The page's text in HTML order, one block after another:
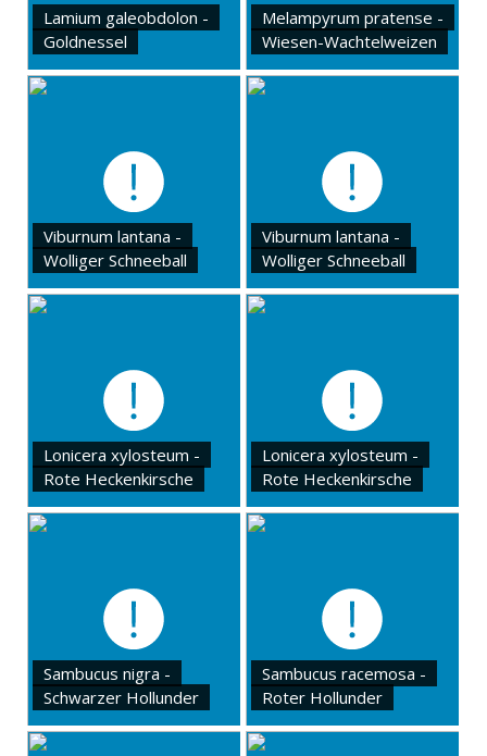
Lamium galeobdolon -
Goldnessel
Melampyrum pratense -
Wiesen-Wachtelweizen
Viburnum lantana -
Wolliger Schneeball
Viburnum lantana -
Wolliger Schneeball
Lonicera xylosteum -
Rote Heckenkirsche
Lonicera xylosteum -
Rote Heckenkirsche
Sambucus nigra -
Schwarzer Hollunder
Sambucus racemosa -
Roter Hollunder